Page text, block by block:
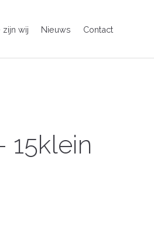
zijn wij Nieuws Contact
15klein